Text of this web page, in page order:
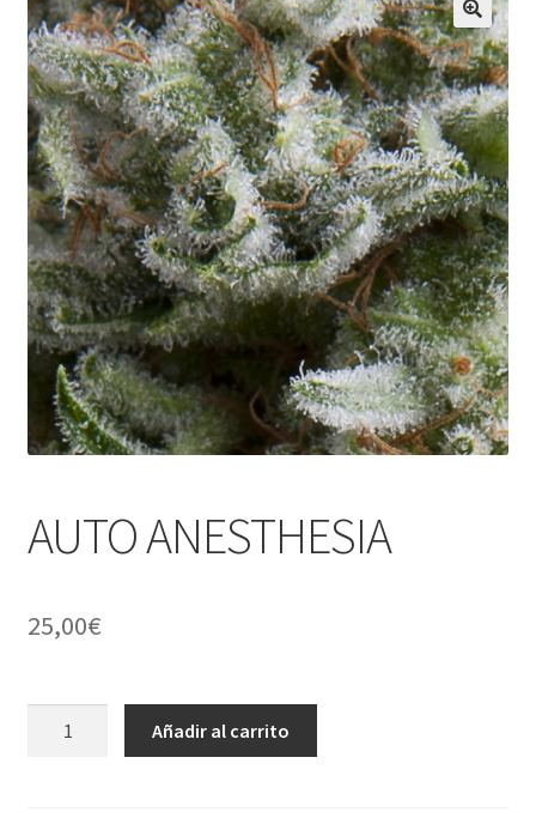
AUTO ANESTHESIA
25,00€
Añadir al carrito